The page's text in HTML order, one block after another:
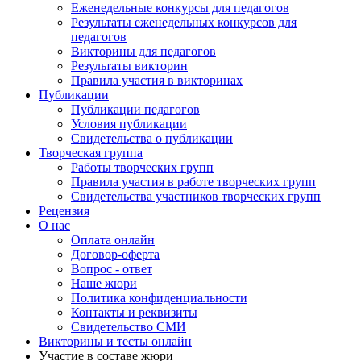
Еженедельные конкурсы для педагогов
Результаты еженедельных конкурсов для
педагогов
Викторины для педагогов
Результаты викторин
Правила участия в викторинах
Публикации
Публикации педагогов
Условия публикации
Свидетельства о публикации
Творческая группа
Работы творческих групп
Правила участия в работе творческих групп
Свидетельства участников творческих групп
Рецензия
О нас
Оплата онлайн
Договор-оферта
Вопрос - ответ
Наше жюри
Политика конфиденциальности
Контакты и реквизиты
Свидетельство СМИ
Викторины и тесты онлайн